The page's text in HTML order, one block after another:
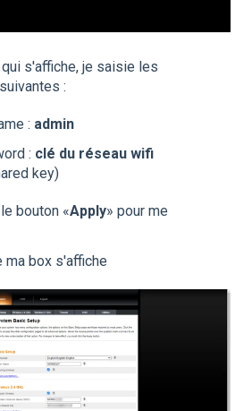
qui s'affiche, je saisie les
:
: admin
: clé du réseau wifi
key)
bouton «Apply» pour me
ma box s'affiche